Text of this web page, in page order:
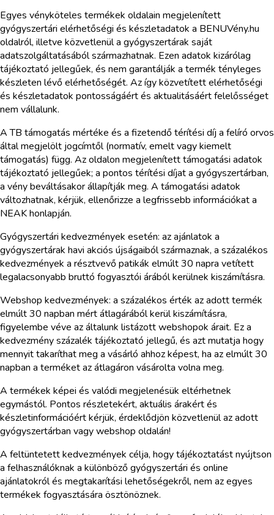
Egyes vényköteles termékek oldalain megjelenített
gyógyszertári elérhetőségi és készletadatok a BENUVény.hu
oldalról, illetve közvetlenül a gyógyszertárak saját
adatszolgáltatásából származhatnak. Ezen adatok kizárólag
tájékoztató jellegűek, és nem garantálják a termék tényleges
készleten lévő elérhetőségét. Az így közvetített elérhetőségi
és készletadatok pontosságáért és aktualitásáért felelősséget
nem vállalunk.
A TB támogatás mértéke és a fizetendő térítési díj a felíró orvos
által megjelölt jogcímtől (normatív, emelt vagy kiemelt
támogatás) függ. Az oldalon megjelenített támogatási adatok
tájékoztató jellegűek; a pontos térítési díjat a gyógyszertárban,
a vény beváltásakor állapítják meg. A támogatási adatok
változhatnak, kérjük, ellenőrizze a legfrissebb információkat a
NEAK honlapján.
Gyógyszertári kedvezmények esetén: az ajánlatok a
gyógyszertárak havi akciós újságaiból származnak, a százalékos
kedvezmények a résztvevő patikák elmúlt 30 napra vetített
legalacsonyabb bruttó fogyasztói árából kerülnek kiszámításra.
Webshop kedvezmények: a százalékos érték az adott termék
elmúlt 30 napban mért átlagárából kerül kiszámításra,
figyelembe véve az általunk listázott webshopok árait. Ez a
kedvezmény százalék tájékoztató jellegű, és azt mutatja hogy
mennyit takaríthat meg a vásárló ahhoz képest, ha az elmúlt 30
napban a terméket az átlagáron vásárolta volna meg.
A termékek képei és valódi megjelenésük eltérhetnek
egymástól. Pontos részletekért, aktuális árakért és
készletinformációért kérjük, érdeklődjön közvetlenül az adott
gyógyszertárban vagy webshop oldalán!
A feltüntetett kedvezmények célja, hogy tájékoztatást nyújtson
a felhasználóknak a különböző gyógyszertári és online
ajánlatokról és megtakarítási lehetőségekről, nem az egyes
termékek fogyasztására ösztönöznek.